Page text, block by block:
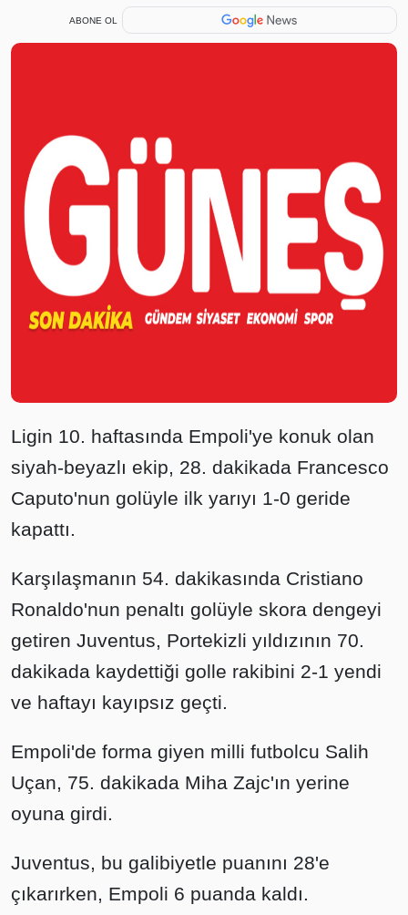
ABONE OL
Ligin 10. haftasında Empoli'ye konuk olan
siyah-beyazlı ekip, 28. dakikada Francesco
Caputo'nun golüyle ilk yarıyı 1-0 geride
kapattı.
Karşılaşmanın 54. dakikasında Cristiano
Ronaldo'nun penaltı golüyle skora dengeyi
getiren Juventus, Portekizli yıldızının 70.
dakikada kaydettiği golle rakibini 2-1 yendi
ve haftayı kayıpsız geçti.
Empoli'de forma giyen milli futbolcu Salih
Uçan, 75. dakikada Miha Zajc'ın yerine
oyuna girdi.
Juventus, bu galibiyetle puanını 28'e
çıkarırken, Empoli 6 puanda kaldı.